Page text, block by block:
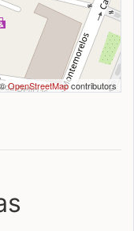
OpenStreetMapcontributors